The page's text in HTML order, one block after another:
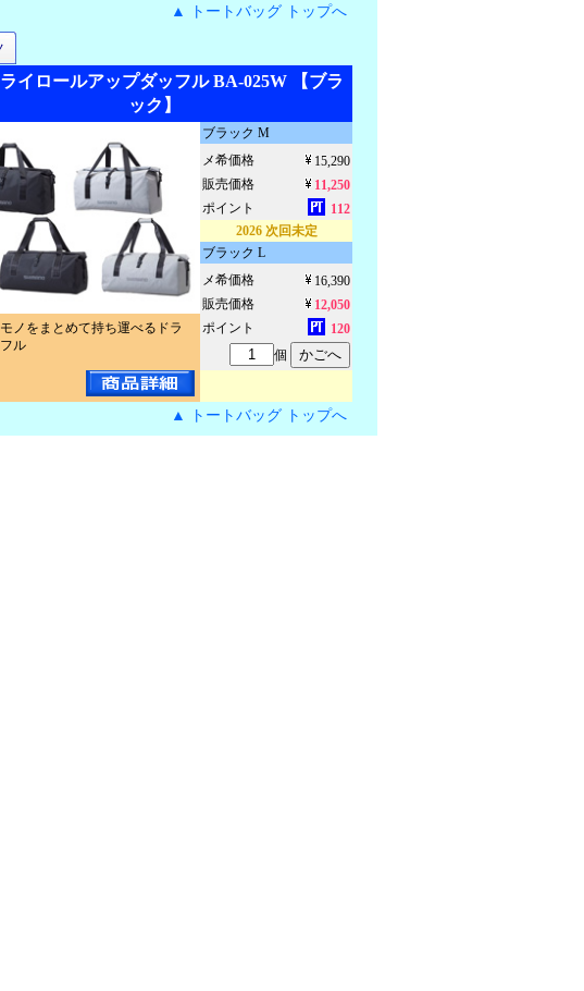
▲ トートバッグ トップへ
イロールアップダッフル BA-025W 【ブラ
ック】
ノをまとめて持ち運べるドラ
ル
ブラック M
メ希価格
15,290
販売価格
11,250
ポイント
112
2026 次回未定
ブラック L
メ希価格
16,390
販売価格
12,050
ポイント
120
個
▲ トートバッグ トップへ